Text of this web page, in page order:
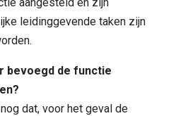
leidinggevende taken zijn
bevoegd de functie
dat, voor het geval de